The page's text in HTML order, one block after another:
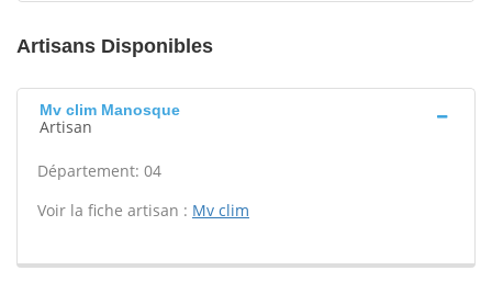
Artisans Disponibles
Mv clim Manosque
Artisan
Département: 04
Voir la fiche artisan : Mv clim